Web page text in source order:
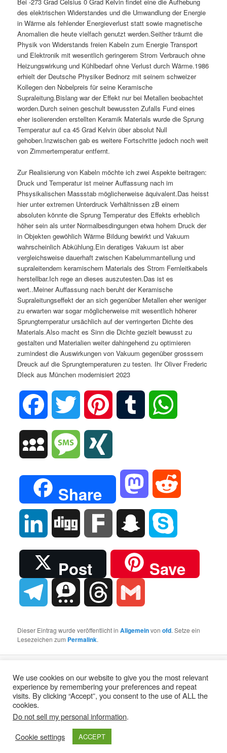
des elektrischen Widerstandes und die Umwandlung der Energie
in Wärme als fehlender Energieverlust statt sowie magnetische
Anomalien die heute vielfach genutzt werden.Seither träumt die
Physik von Widerstands freien Kabeln zum Energie Transport
und Elektronik mit wesentlich geringerem Strom Verbrauch ohne
Heizungswirkung und Kühlbedarf ohne Verlust durch Wärme.1986
erhielt der Deutsche Physiker Bednorz mit seinem schweizer
Kollegen den Nobelpreis für seine Keramische
Supraleitung.Bislang war der Effekt nur bei Metallen beobachtet
worden.Durch seinen geschult bewussten Zufalls Fund eines
eher isolierenden erstellten Keramik Materials wurde die Sprung
Temperatur auf ca 45 Grad Kelvin über absolut Null
gehoben.Inzwischen gab es weitere Fortschritte jedoch noch weit
von Zimmertemperatur entfernt.
Zur Realisierung von Kabeln möchte ich zwei Aspekte beitragen:
Druck und Temperatur ist meiner Auffassung nach im
Phsysikalischen Massstab möglicherweise äquivalent.Das heisst
hier unter extremen Unterdruck Verhältnissen zB einem
absoluten könnte die Sprung Temperatur des Effekts erheblich
höher sein als unter Normalbesdingungen etwa hohem Druck der
in Objekten gewöhlich Wärme Bildung bewirkt und Vakuum
wahrscheinlich Abkühlung.Ein deratiges Vakuum ist aber
vergleichsweise dauerhaft zwischen Kabelummantellung und
supraleitendem keramischem Materials des Strom Fernleitkabels
herstellbar.Ich rege an dieses auszutesten.Das ist es
wert..Meiner Auffassung nach beruht der Keramische
Supraleitungseffekt der an sich gegenüber Metallen eher weniger
zu erwarten war sogar möglicherweise mit wesentlich höherer
Sprungtemperatur ursächlich auf der verringerten Dichte des
Materials.Also macht es Sinn die Dichte gezielt bewusst zu
gestalten und Materialien weiter dahingehend zu optimieren
zumindest die Auswirkungen von Vakuum gegenüber grosssem
Dreuck auf die Sprungtemperaturen zu testen. Ihr Oliver Frederic
DIeck aus München modernisiert 2023
Facebook Twitter Pinterest Tumblr
MySpace Message
Share Mastodon
LinkedIn Digg Fark Snapchat
Post Save
Telegram Threema Threads
Dieser Eintrag wurde veröffentlicht inAllgemeinvonofd. Setze ein
Lesezeichen zum Permalink.
Stolz präsentiert von WordPress
We use cookies on our website to give you the most relevant
experience by remembering your preferences and repeat
visits. By clicking “Accept”, you consent to the use of ALL the
cookies.
Do not sell my personal information.
Cookie settings
ACCEPT